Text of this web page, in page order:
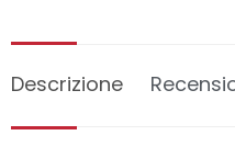
Descrizione